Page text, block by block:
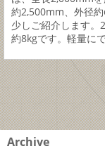
約2,500mm、外径約
少しご紹介します。
約8kgです。軽量に
Archive